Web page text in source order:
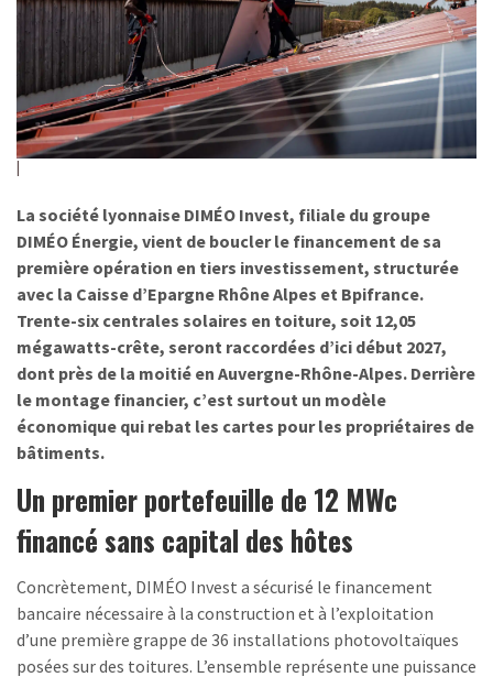
La société lyonnaise DIMÉO Invest, filiale du groupe
DIMÉO Énergie, vient de boucler le financement de sa
première opération en tiers investissement, structurée
avec la Caisse d’Epargne Rhône Alpes et Bpifrance.
Trente-six centrales solaires en toiture, soit 12,05
mégawatts-crête, seront raccordées d’ici début 2027,
dont près de la moitié en Auvergne-Rhône-Alpes. Derrière
le montage financier, c’est surtout un modèle
économique qui rebat les cartes pour les propriétaires de
bâtiments.
Un premier portefeuille de 12 MWc
financé sans capital des hôtes
Concrètement, DIMÉO Invest a sécurisé le financement
bancaire nécessaire à la construction et à l’exploitation
d’une première grappe de 36 installations photovoltaïques
posées sur des toitures. L’ensemble représente une puissance